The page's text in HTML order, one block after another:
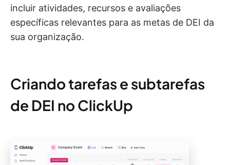
incluir atividades, recursos e avaliações
específicas relevantes para as metas de DEI da
sua organização.
Criando tarefas e subtarefas
de DEI no ClickUp